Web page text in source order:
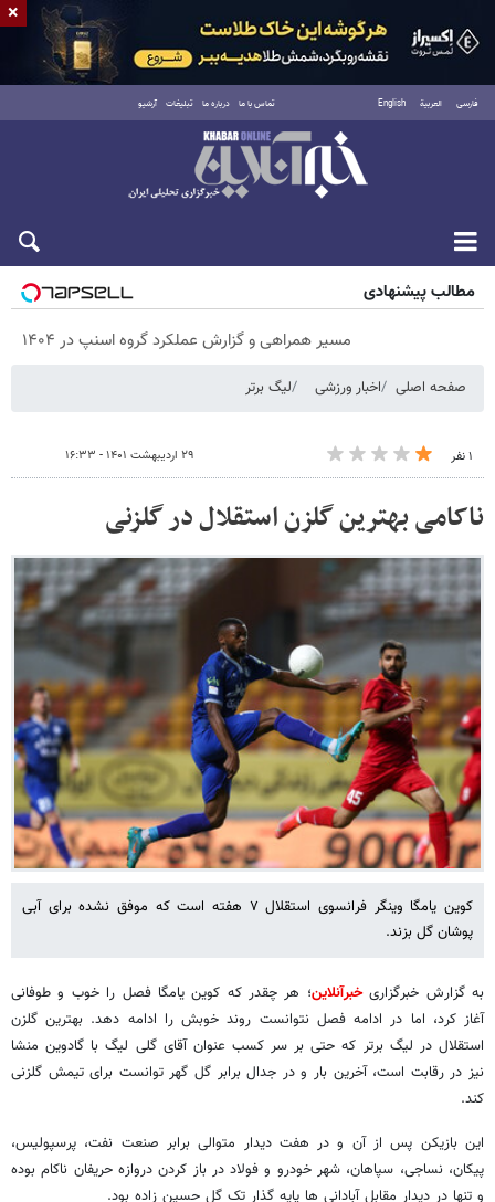
فارسی العربية English تماس با ما درباره ما تبلیغات آرشیو
پنجشنبه ۱۵ مرداد ۱۴۰۵
مطالب پیشنهادی
مسیر همراهی و گزارش عملکرد گروه اسنپ در ۱۴۰۴
صفحه اصلی اخبار ورزشی لیگ برتر
۱ نفر ۲۹ اردیبهشت ۱۴۰۱ - ۱۶:۳۳
ناکامی بهترین گلزن استقلال در گلزنی
کوین یامگا وینگر فرانسوی استقلال ۷ هفته است که موفق نشده برای آبی
پوشان گل بزند.
به گزارش خبرگزاریخبرآنلاین؛ هر چقدر که کوین یامگا فصل را خوب و طوفانی
آغاز کرد، اما در ادامه فصل نتوانست روند خوبش را ادامه دهد. بهترین گلزن
استقلال در لیگ برتر که حتی بر سر کسب عنوان آقای گلی لیگ با گادوین منشا
نیز در رقابت است، آخرین بار و در جدال برابر گل گهر توانست برای تیمش گلزنی
کند.
این بازیکن پس از آن و در هفت دیدار متوالی برابر صنعت نفت، پرسپولیس،
پیکان، نساجی، سپاهان، شهر خودرو و فولاد در باز کردن دروازه حریفان ناکام بوده
و تنها در دیدار مقابل آبادانی ها پایه گذار تک گل حسین زاده بود.
×